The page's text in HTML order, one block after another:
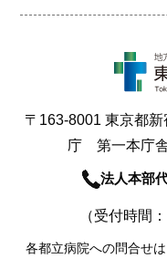
〒163-8001 東京都
庁 第一本庁舎
法人本部
（受付時間
各都立病院への問合せ